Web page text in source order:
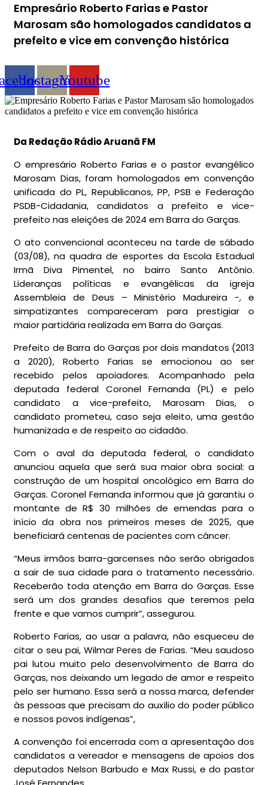
Empresário Roberto Farias e Pastor
Marosam são homologados candidatos a
prefeito e vice em convenção histórica
InstagramYoutube
Da Redação Rádio Aruanã FM
O empresário Roberto Farias e o pastor evangélico
Marosam Dias, foram homologados em convenção
unificada do PL, Republicanos, PP, PSB e Federação
PSDB-Cidadania, candidatos a prefeito e vice-
prefeito nas eleições de 2024 em Barra do Garças.
O ato convencional aconteceu na tarde de sábado
(03/08), na quadra de esportes da Escola Estadual
Irmã Diva Pimentel, no bairro Santo Antônio.
Lideranças políticas e evangélicas da igreja
Assembleia de Deus – Ministério Madureira -, e
simpatizantes compareceram para prestigiar o
maior partidária realizada em Barra do Garças.
Prefeito de Barra do Garças por dois mandatos (2013
a 2020), Roberto Farias se emocionou ao ser
recebido pelos apoiadores. Acompanhado pela
deputada federal Coronel Fernanda (PL) e pelo
candidato a vice-prefeito, Marosam Dias, o
candidato prometeu, caso seja eleito, uma gestão
humanizada e de respeito ao cidadão.
Com o aval da deputada federal, o candidato
anunciou aquela que será sua maior obra social: a
construção de um hospital oncológico em Barra do
Garças. Coronel Fernanda informou que já garantiu o
montante de R$ 30 milhões de emendas para o
início da obra nos primeiros meses de 2025, que
beneficiará centenas de pacientes com câncer.
“Meus irmãos barra-garcenses não serão obrigados
a sair de sua cidade para o tratamento necessário.
Receberão toda atenção em Barra do Garças. Esse
será um dos grandes desafios que teremos pela
frente e que vamos cumprir”, assegurou.
Roberto Farias, ao usar a palavra, não esqueceu de
citar o seu pai, Wilmar Peres de Farias. “Meu saudoso
pai lutou muito pelo desenvolvimento de Barra do
Garças, nos deixando um legado de amor e respeito
pelo ser humano. Essa será a nossa marca, defender
às pessoas que precisam do auxílio do poder público
e nossos povos indígenas”,
A convenção foi encerrada com a apresentação dos
candidatos a vereador e mensagens de apoios dos
deputados Nelson Barbudo e Max Russi, e do pastor